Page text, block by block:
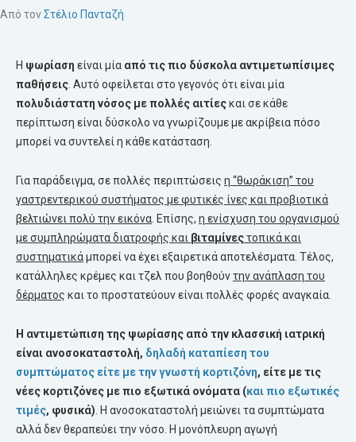
Από τονΣτέλιο Πανταζή
Η ψωρίαση είναι μία από τις πιο δύσκολα αντιμετωπίσιμες
παθήσεις . Αυτό οφείλεται στο γεγονός ότι είναι μία
πολυδιάστατη νόσος με πολλές αιτίεςκαι σε κάθε
περίπτωση είναι δύσκολο να γνωρίζουμε με ακρίβεια πόσο
μπορεί να συντελεί η κάθε κατάσταση.
Για παράδειγμα, σε πολλές περιπτώσεις η “θωράκιση” του
γαστρεντερικού συστήματος με φυτικές ίνες και προβιοτικά
βελτιώνει πολύ την εικόνα . Επίσης, η ενίσχυση του οργανισμού
με συμπληρώματα διατροφής και βιταμίνεςτοπικά και
συστηματικάμπορεί να έχει εξαιρετικά αποτελέσματα. Τέλος,
κατάλληλες κρέμες και τζελ που βοηθούντην ανάπλαση του
δέρματος και το προστατεύουν είναι πολλές φορές αναγκαία.
Η αντιμετώπιση της ψωρίασης από την κλασσική ιατρική
είναι ανοσοκαταστολή, δηλαδή καταπίεση του
συμπτώματος είτε με την γνωστή κορτιζόνη, είτε με τις
νέες κορτιζόνες με πιο εξωτικά ονόματα (και πιο εξωτικές
τιμές, φυσικά) . Η ανοσοκαταστολή μειώνει τα συμπτώματα
αλλά δεν θεραπεύει την νόσο. Η μονόπλευρη αγωγή